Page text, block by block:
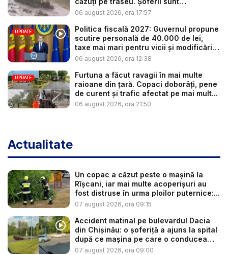
îndemnaț...
06 august 2026, ora 17:57
UPDATE
Politica fiscală 2027: Guvernul propune
scutire personală de 40.000 de lei,
taxe mai mari pentru vicii și modificări
l...
06 august 2026, ora 12:38
UPDATE
Furtuna a făcut ravagii în mai multe
raioane din țară. Copaci doborâți, pene
de curent și trafic afectat pe mai mult...
06 august 2026, ora 21:50
Actualitate
Un copac a căzut peste o mașină la
Rîșcani, iar mai multe acoperișuri au
fost distruse în urma ploilor puternice:...
07 august 2026, ora 09:15
Accident matinal pe bulevardul Dacia
din Chișinău: o șoferiță a ajuns la spital
după ce mașina pe care o conducea
s-...
07 august 2026, ora 09:00